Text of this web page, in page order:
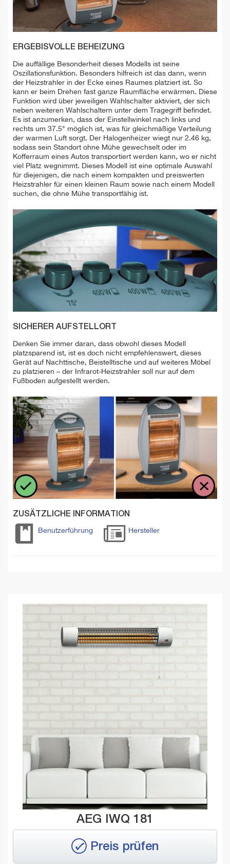
ERGEBISVOLLE BEHEIZUNG
Die auffällige Besonderheit dieses Modells ist seine
Oszillationsfunktion. Besonders hilfreich ist das dann, wenn
der Heizstrahler in der Ecke eines Raumes platziert ist. So
kann er beim Drehen fast ganze Raumfläche erwärmen. Diese
Funktion wird über jeweiligen Wahlschalter aktiviert, der sich
neben weiteren Wahlschaltern unter dem Tragegriff befindet.
Es ist anzumerken, dass der Einstellwinkel nach links und
rechts um 37.5° möglich ist, was für gleichmäßige Verteilung
der warmen Luft sorgt. Der Halogenheizer wiegt nur 2.46 kg,
sodass sein Standort ohne Mühe gewechselt oder im
Kofferraum eines Autos transportiert werden kann, wo er nicht
viel Platz wegnimmt. Dieses Modell ist eine optimale Auswahl
für diejenigen, die nach einem kompakten und preiswerten
Heizstrahler für einen kleinen Raum sowie nach einem Modell
suchen, die ohne Mühe transportfähig ist.
SICHERER AUFSTELLORT
Denken Sie immer daran, dass obwohl dieses Modell
platzsparend ist, ist es doch nicht empfehlenswert, dieses
Gerät auf Nachttische, Beistelltische und auf weiteres Möbel
zu platzieren – der Infrarot-Heizstrahler soll nur auf dem
Fußboden aufgestellt werden.
ZUSÄTZLICHE INFORMATION
Benutzerführung Hersteller
AEG IWQ 181
Preis prüfen